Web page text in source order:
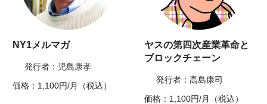
NY1メルマガ
発行者：児島康孝
価格：1,100円/月（税込）
ヤスの第四次産業革命と
ブロックチェーン
発行者：高島康司
価格：1,100円/月（税込）